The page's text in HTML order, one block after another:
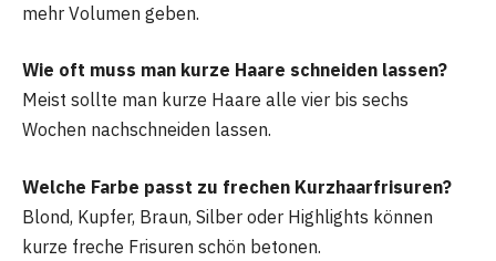
mehr Volumen geben.
Wie oft muss man kurze Haare schneiden lassen?
Meist sollte man kurze Haare alle vier bis sechs
Wochen nachschneiden lassen.
Welche Farbe passt zu frechen Kurzhaarfrisuren?
Blond, Kupfer, Braun, Silber oder Highlights können
kurze freche Frisuren schön betonen.